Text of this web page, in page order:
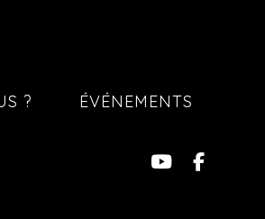
? ÉVÉNEMENTS